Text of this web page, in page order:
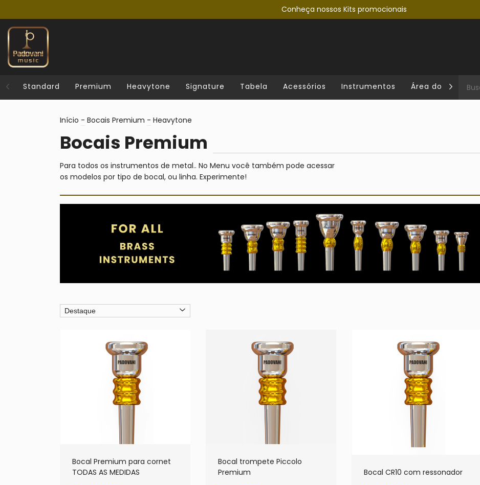
Conheça nossos Kits promocionais
Standard Premium Heavytone Signature Tabela Acessórios Instrumentos Área do luthier
Início - Bocais Premium - Heavytone
Bocais Premium
Para todos os instrumentos de metal.. No Menu você também pode acessar
os modelos por tipo de bocal, ou linha. Experimente!
Bocal Premium para cornet
TODAS AS MEDIDAS
Bocal trompete Piccolo
Premium
Bocal CR10 com ressonador